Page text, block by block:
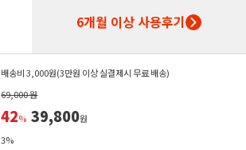
6개월 이상 사용후기
배송비 3,000원(3만원 이상 실결제시 무료 배송)
69,000 원
42% 39,800원
3%